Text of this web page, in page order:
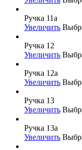
Ручка 11а
Увеличить
Ручка 12
Увеличить
Ручка 12а
Увеличить
Ручка 13
Увеличить
Ручка 13а
Увеличить